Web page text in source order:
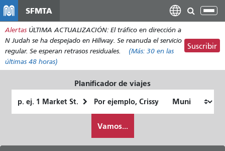
contenido
principal
SFMTA
Alertas ÚLTIMA ACTUALIZACIÓN: El tráfico en dirección a
N Judah se ha despejado en Hillway. Se reanuda el servicio
regular. Se esperan retrasos residuales.
(Más: 30 en las
últimas 48 horas)
Suscribir
Planificador de viajes
de
quiero
viajar
Vamos...